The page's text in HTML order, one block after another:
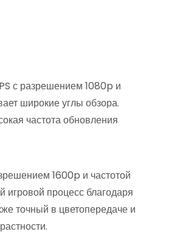
с разрешением 1080p и
широкие углы обзора.
частота обновления
1600p и частотой
процесс благодаря
точный в цветопередаче и